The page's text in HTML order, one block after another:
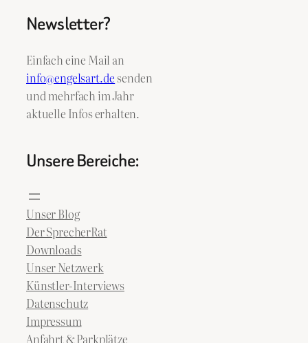
Newsletter?
Einfach eine Mail an
info@engelsart.desenden
und mehrfach im Jahr
aktuelle Infos erhalten.
Unsere Bereiche:
Unser Blog
Der SprecherRat
Downloads
Unser Netzwerk
Künstler-Interviews
Datenschutz
Impressum
Anfahrt & Parkplätze